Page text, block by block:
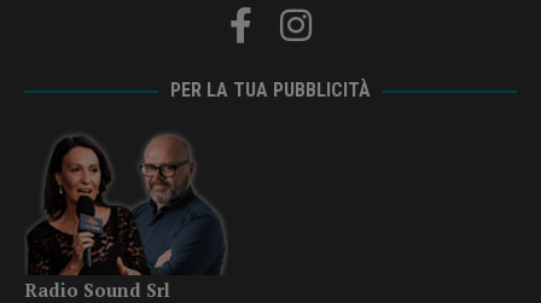
PER LA TUA PUBBLICITÀ
Radio Sound Srl